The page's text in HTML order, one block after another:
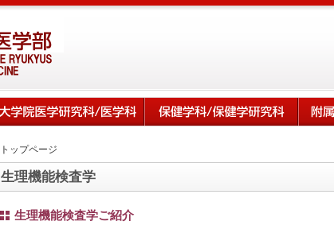
トップページ
生理機能検査学
生理機能検査学ご紹介